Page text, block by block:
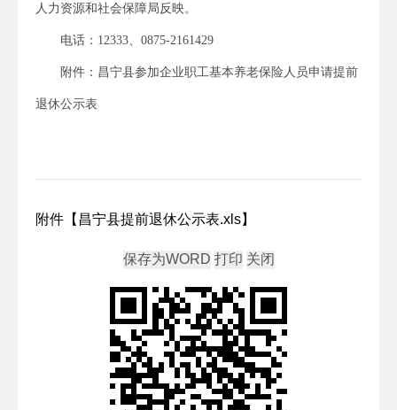
人力资源和社会保障局反映。
电话：12333、0875-2161429
附件：昌宁县参加企业职工基本养老保险人员申请提前
退休公示表
附件【 昌宁县提前退休公示表.xls】